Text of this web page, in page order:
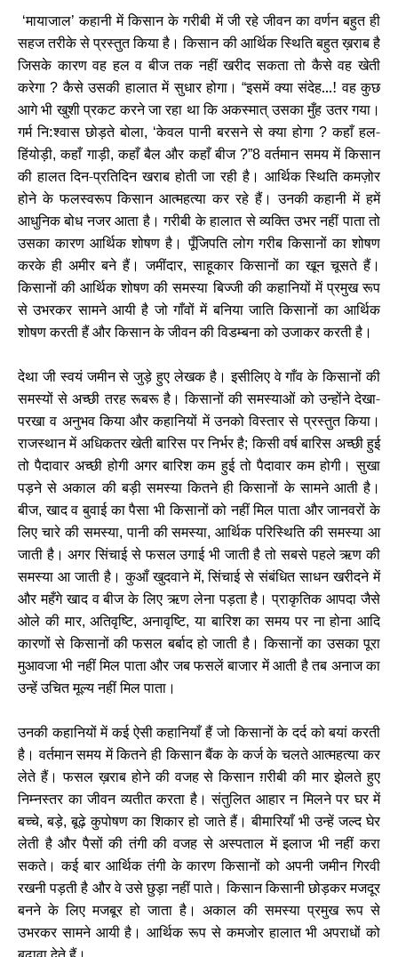
‘मायाजाल’कहानी में किसान के गरीबी में जी रहे जीवन का वर्णन बहुत ही
सहज तरीके से प्रस्तुत किया है। किसान की आर्थिक स्थिति बहुत ख़राब है
जिसके कारण वह हल व बीज तक नहीं खरीद सकता तो कैसे वह खेती
करेगा?कैसे उसकी हालात में सुधार होगा।“इसमें क्या संदेह...! वह कुछ
आगे भी खुशी प्रकट करने जा रहा था कि अकस्मात् उसका मुँह उतर गया।
गर्म नि:श्वास छोड़ते बोला, ‘केवल पानी बरसने से क्या होगा ?कहाँ हल-
हिंयोड़ी,कहाँ गाड़ी,कहाँ बैल और कहाँ बीज ?”8 वर्तमान समय में किसान
की हालत दिन-प्रतिदिन खराब होती जा रही है। आर्थिक स्थिति कमज़ोर
होने के फलस्वरूप किसान आत्महत्या कर रहे हैं। उनकी कहानी में हमें
आधुनिक बोध नजर आता है। गरीबी के हालात से व्यक्ति उभर नहीं पाता तो
उसका कारण आर्थिक शोषण है। पूँजिपति लोग गरीब किसानों का शोषण
करके ही अमीर बने हैं। जमींदार,साहूकार किसानों का खून चूसते हैं।
किसानों की आर्थिक शोषण की समस्या बिज्जी की कहानियों में प्रमुख रूप
से उभरकर सामने आयी है जो गाँवों में बनिया जाति किसानों का आर्थिक
शोषण करती हैं और किसान के जीवन की विडम्बना को उजाकर करती है।
देथा जी स्वयं जमीन से जुड़े हुए लेखक है। इसीलिए वे गाँव के किसानों की
समस्यों से अच्छी तरह रूबरू है। किसानों की समस्याओं को उन्होंने देखा-
परखा व अनुभव किया और कहानियों में उनको विस्तार से प्रस्तुत किया।
राजस्थान में अधिकतर खेती बारिस पर निर्भर है;किसी वर्ष बारिस अच्छी हुई
तो पैदावार अच्छी होगी अगर बारिश कम हुई तो पैदावार कम होगी। सुखा
पड़ने से अकाल की बड़ी समस्या कितने ही किसानों के सामने आती है।
बीज,खाद व बुवाई का पैसा भी किसानों को नहीं मिल पाता और जानवरों के
लिए चारे की समस्या,पानी की समस्या,आर्थिक परिस्थिति की समस्या आ
जाती है। अगर सिंचाई से फसल उगाई भी जाती है तो सबसे पहले ऋण की
समस्या आ जाती है। कुआँ खुदवाने में,सिंचाई से संबंधित साधन खरीदने में
और महँगे खाद व बीज के लिए ऋण लेना पड़ता है। प्राकृतिक आपदा जैसे
ओले की मार,अतिवृष्टि, अनावृष्टि,या बारिश का समय पर ना होना आदि
कारणों से किसानों की फसल बर्बाद हो जाती है। किसानों का उसका पूरा
मुआवजा भी नहीं मिल पाता और जब फसलें बाजार में आती है तब अनाज का
उन्हें उचित मूल्य नहीं मिल पाता।
उनकी कहानियों में कई ऐसी कहानियाँ हैं जो किसानों के दर्द को बयां करती
है। वर्तमान समय में कितने ही किसान बैंक के कर्ज के चलते आत्महत्या कर
लेते हैं। फसल ख़राब होने की वजह से किसान ग़रीबी की मार झेलते हुए
निम्नस्तर का जीवन व्यतीत करता है। संतुलित आहार न मिलने पर घर में
बच्चे,बड़े,बूढ़े कुपोषण का शिकार हो जाते हैं। बीमारियाँ भी उन्हें जल्द घेर
लेती है और पैसों की तंगी की वजह से अस्पताल में इलाज भी नहीं करा
सकते। कई बार आर्थिक तंगी के कारण किसानों को अपनी जमीन गिरवी
रखनी पड़ती है और वे उसे छुड़ा नहीं पाते। किसान किसानी छोड़कर मजदूर
बनने के लिए मजबूर हो जाता है। अकाल की समस्या प्रमुख रूप से
उभरकर सामने आयी है। आर्थिक रूप से कमजोर हालात भी अपराधों को